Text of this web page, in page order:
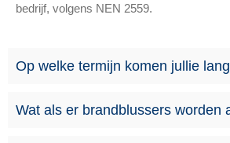
bedrijf, volgens NEN 2559.
Op welke termijn komen jullie
Wat als er brandblussers worden